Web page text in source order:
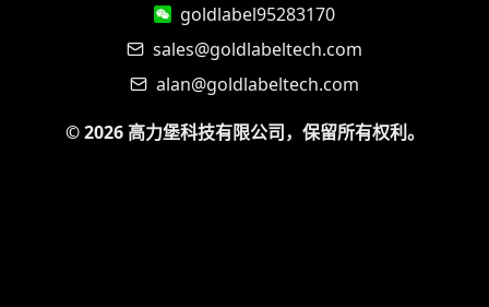
goldlabel95283170
sales@goldlabeltech.com
alan@goldlabeltech.com
©2026 高力堡科技有限公司，保留所有权利。